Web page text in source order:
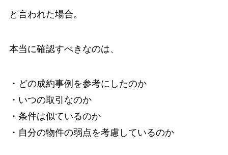
と言われた場合。
本当に確認すべきなのは、
・どの成約事例を参考にしたのか
・いつの取引なのか
・条件は似ているのか
・自分の物件の弱点を考慮しているのか